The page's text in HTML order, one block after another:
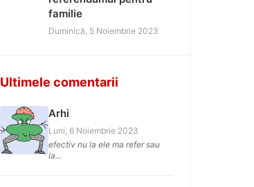
familie
Duminică, 5 Noiembrie 2023
Ultimele comentarii
Arhi
Luni, 6 Noiembrie 2023
efectiv nu la ele ma refer sau
la...